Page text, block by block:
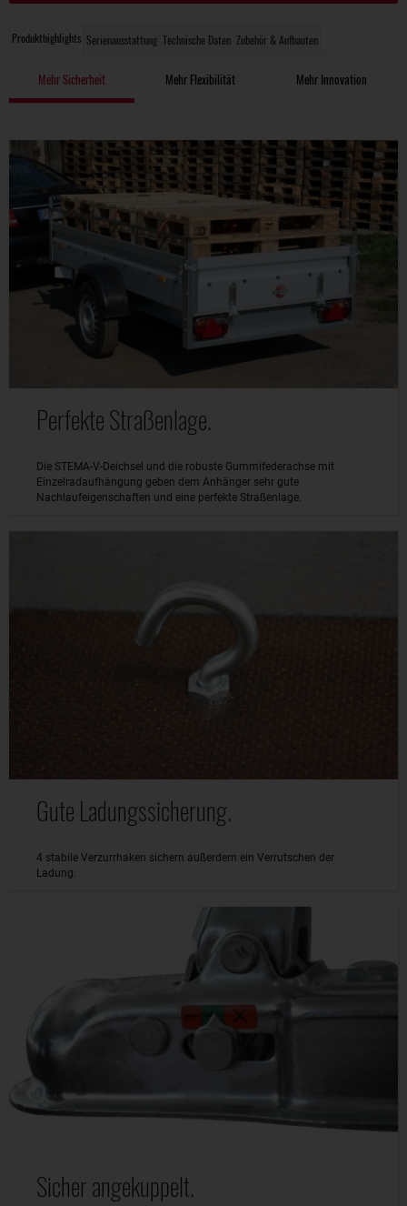
Produkthighlights Serienausstattung Technische Daten Zubehör & Aufbauten
Mehr Sicherheit Mehr Flexibilität Mehr Innovation
Perfekte Straßenlage.
Die STEMA-V-Deichsel und die robuste Gummifederachse mit
Einzelradaufhängung geben dem Anhänger sehr gute
Nachlaufeigenschaften und eine perfekte Straßenlage.
Gute Ladungssicherung.
4 stabile Verzurrhaken sichern außerdem ein Verrutschen der
Ladung.
Sicher angekuppelt.